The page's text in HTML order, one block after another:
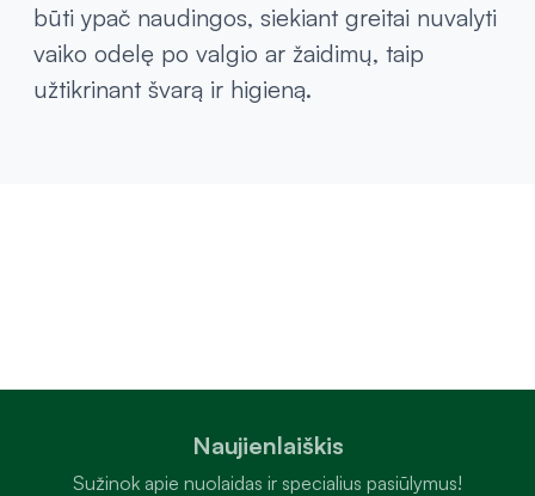
būti ypač naudingos, siekiant greitai nuvalyti
vaiko odelę po valgio ar žaidimų, taip
užtikrinant švarą ir higieną.
Naujienlaiškis
Sužinok apie nuolaidas ir specialius pasiūlymus!